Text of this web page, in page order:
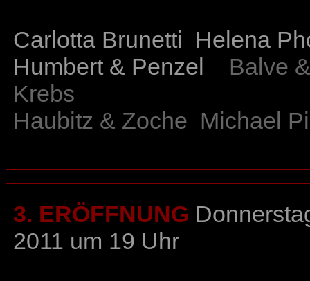
Carlotta Brunetti Helena
Humbert & Penzel
Balve
Krebs
Haubitz & Zoche Michael
3. ERÖFFNUNG
2011 um 19 Uhr